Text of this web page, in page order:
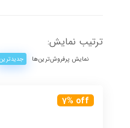
ترتیب نمایش:
نمایش پرفروش‌ترین‌ها
7% off